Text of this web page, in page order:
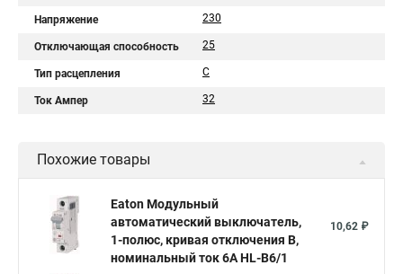
Напряжение 230
Отключающая способность 25
Тип расцепления C
Ток Ампер 32
Похожие товары
Eaton Модульный
автоматический выключатель,
1-полюс, кривая отключения B,
номинальный ток 6А HL-B6/1
10,62 ₽